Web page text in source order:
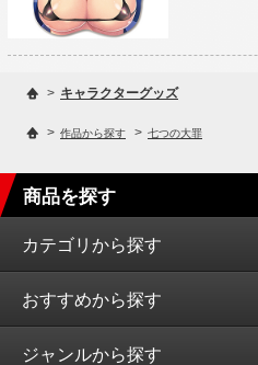
> キャラクターグッズ
> 作品から探す > 七つの大罪
商品を探す
カテゴリから探す
おすすめから探す
ジャンルから探す